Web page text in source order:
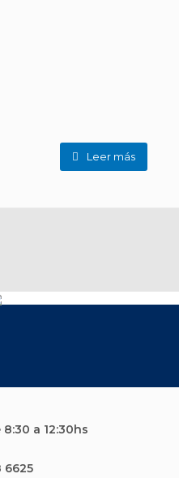
Leer más
a 12:30hs
6625